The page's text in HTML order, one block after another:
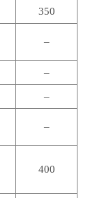
350
–
–
–
–
400